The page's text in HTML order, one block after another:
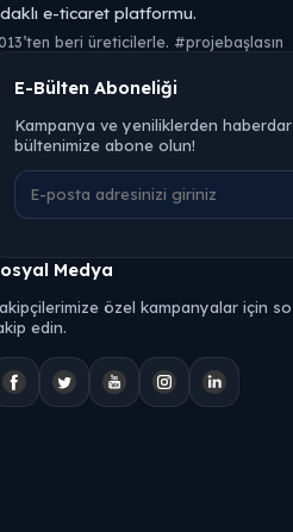
e-ticaret platformu.
beri üreticilerle. #projebaşlasın
E-Bülten Aboneliği
Kampanya ve yeniliklerden
bültenimize abone olun!
Medya
özel kampanyalar için
edin.